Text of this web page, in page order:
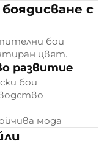
с
бои
цвят.
развитие
бои
мода